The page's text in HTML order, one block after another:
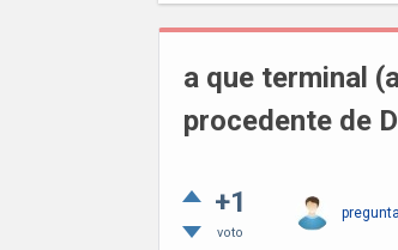
a que terminal
procedente de
+1
voto